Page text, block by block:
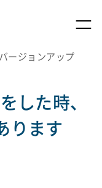
ージョンアップ
した時、
ります